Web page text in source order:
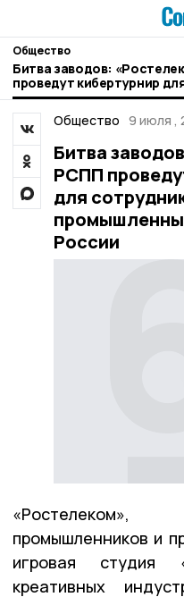
Общество
Битва заводов:
проведут кибертурнир
промышленных
Общество 9 июля ,
Битва
РСПП
для
России
промышленников и
игровая студия
креативных